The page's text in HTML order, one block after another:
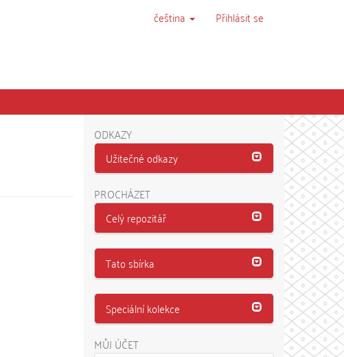
čeština Přihlásit se
ODKAZY
Užitečné odkazy
PROCHÁZET
Celý repozitář
Tato sbírka
Speciální kolekce
MŮJ ÚČET